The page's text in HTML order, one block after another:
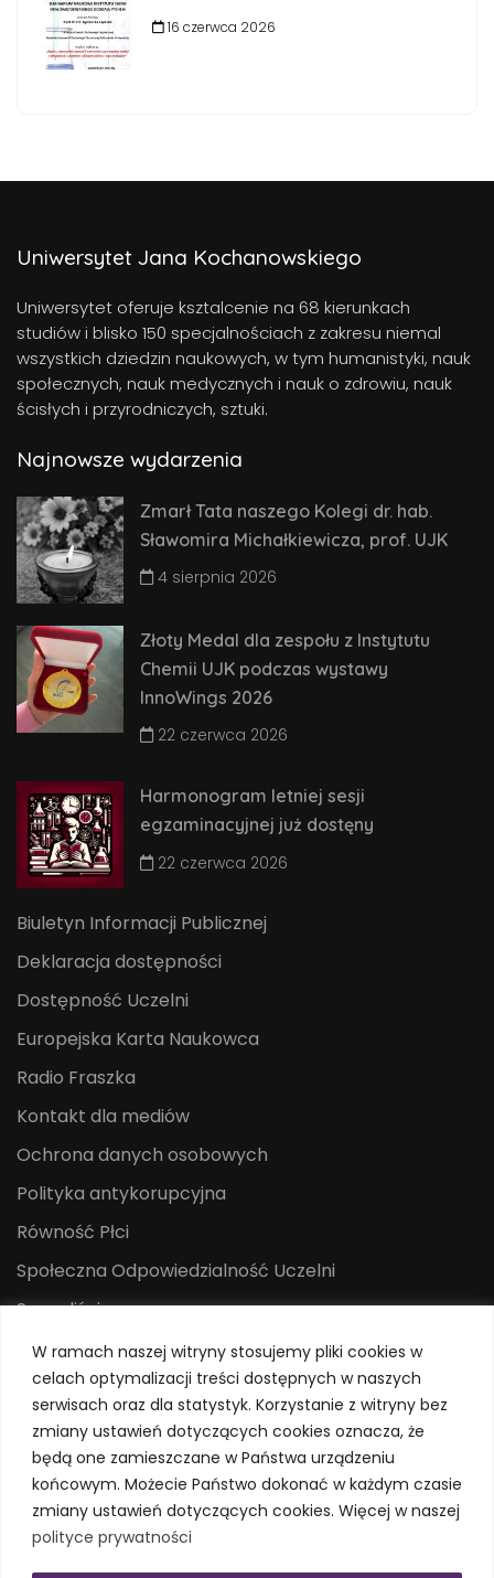
W ramach naszej witryny stosujemy pliki cookies w
celach optymalizacji treści dostępnych w naszych
serwisach oraz dla statystyk. Korzystanie z witryny bez
zmiany ustawień dotyczących cookies oznacza, że
będą one zamieszczane w Państwa urządzeniu
końcowym. Możecie Państwo dokonać w każdym czasie
zmiany ustawień dotyczących cookies. Więcej w naszej
polityce prywatności
16 czerwca 2026
Uniwersytet Jana Kochanowskiego
Uniwersytet oferuje ksztalcenie na 68 kierunkach
studiów i blisko 150 specjalnościach z zakresu niemal
wszystkich dziedzin naukowych, w tym humanistyki, nauk
społecznych, nauk medycznych i nauk o zdrowiu, nauk
ścisłych i przyrodniczych, sztuki.
Najnowsze wydarzenia
Zmarł Tata naszego Kolegi dr. hab.
Sławomira Michałkiewicza, prof. UJK
4 sierpnia 2026
Złoty Medal dla zespołu z Instytutu
Chemii UJK podczas wystawy
InnoWings 2026
22 czerwca 2026
Harmonogram letniej sesji
egzaminacyjnej już dostęny
22 czerwca 2026
Biuletyn Informacji Publicznej
Deklaracja dostępności
Dostępność Uczelni
Europejska Karta Naukowca
Radio Fraszka
Kontakt dla mediów
Ochrona danych osobowych
Polityka antykorupcyjna
Równość Płci
Społeczna Odpowiedzialność Uczelni
Sygnaliści
Centrum Mediów i Promocji
System Identyfikacji Wizualnej
Polityka prywatności